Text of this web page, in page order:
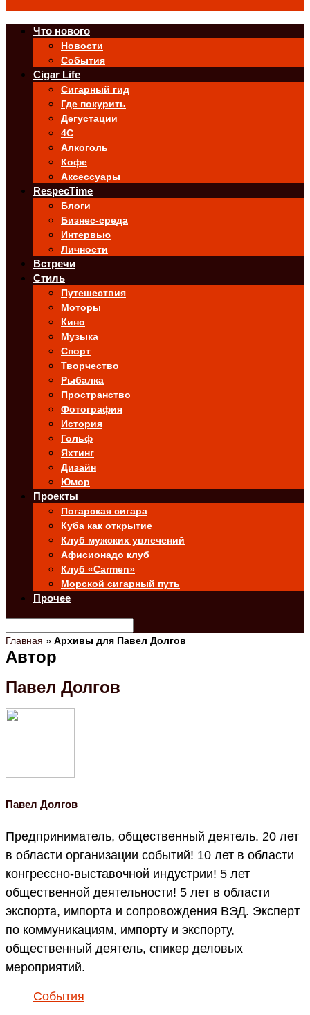
Что нового
Новости
События
Cigar Life
Сигарный гид
Где покурить
Дегустации
4C
Алкоголь
Кофе
Аксессуары
RespecTime
Блоги
Бизнес-среда
Интервью
Личности
Встречи
Стиль
Путешествия
Моторы
Кино
Музыка
Спорт
Творчество
Рыбалка
Пространство
Фотография
История
Гольф
Яхтинг
Дизайн
Юмор
Проекты
Погарская сигара
Куба как открытие
Клуб мужских увлечений
Афисионадо клуб
Клуб «Carmen»
Морской сигарный путь
Прочее
Главная » Архивы для Павел Долгов
Автор
Павел Долгов
Павел Долгов
Предприниматель, общественный деятель. 20 лет
в области организации событий! 10 лет в области
конгрессно-выставочной индустрии! 5 лет
общественной деятельности! 5 лет в области
экспорта, импорта и сопровождения ВЭД. Эксперт
по коммуникациям, импорту и экспорту,
общественный деятель, спикер деловых
мероприятий.
События